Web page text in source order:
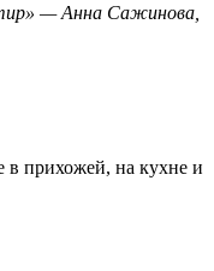
— Анна Сажинова,
в прихожей, на кухне и